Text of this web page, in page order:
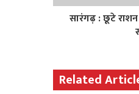
सारंगढ़ : छूटे
Related